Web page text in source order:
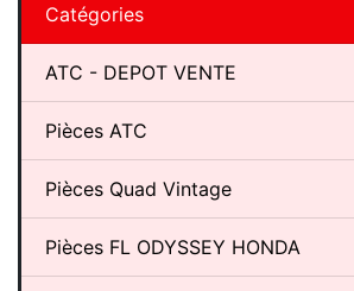
Catégories
ATC - DEPOT VENTE
Pièces ATC
Pièces Quad Vintage
Pièces FL ODYSSEY HONDA